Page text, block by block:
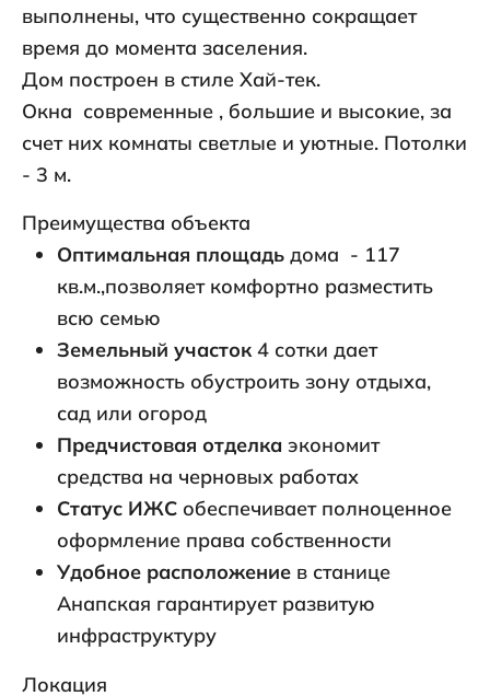
выполнены, что существенно сокращает
время до момента заселения.
Дом построен в стиле Хай-тек.
Окна современные , большие и высокие, за
счет них комнаты светлые и уютные. Потолки
- 3 м.
Преимущества объекта
Оптимальная площадь дома - 117
кв.м.,позволяет комфортно разместить
всю семью
Земельный участок 4 сотки дает
возможность обустроить зону отдыха,
сад или огород
Предчистовая отделка экономит
средства на черновых работах
Статус ИЖС обеспечивает полноценное
оформление права собственности
Удобное расположение в станице
Анапская гарантирует развитую
инфраструктуру
Локация